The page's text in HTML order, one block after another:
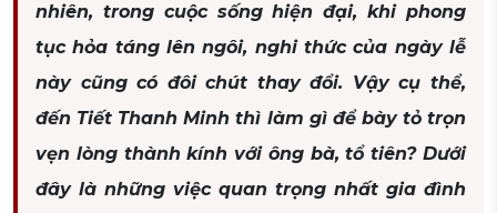
nhiên, trong cuộc sống hiện đại, khi phong
tục hỏa táng lên ngôi, nghi thức của ngày lễ
này cũng có đôi chút thay đổi. Vậy cụ thể,
đến Tiết Thanh Minh thì làm gì để bày tỏ trọn
vẹn lòng thành kính với ông bà, tổ tiên? Dưới
đây là những việc quan trọng nhất gia đình